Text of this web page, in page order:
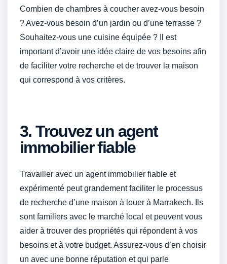
Combien de chambres à coucher avez-vous besoin
? Avez-vous besoin d’un jardin ou d’une terrasse ?
Souhaitez-vous une cuisine équipée ? Il est
important d’avoir une idée claire de vos besoins afin
de faciliter votre recherche et de trouver la maison
qui correspond à vos critères.
3. Trouvez un agent
immobilier fiable
Travailler avec un agent immobilier fiable et
expérimenté peut grandement faciliter le processus
de recherche d’une maison à louer à Marrakech. Ils
sont familiers avec le marché local et peuvent vous
aider à trouver des propriétés qui répondent à vos
besoins et à votre budget. Assurez-vous d’en choisir
un avec une bonne réputation et qui parle